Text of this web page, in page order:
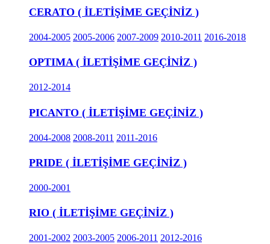
CERATO ( İLETİŞİME GEÇİNİZ )
2004-2005 2005-2006 2007-2009 2010-2011 2016-2018
OPTIMA ( İLETİŞİME GEÇİNİZ )
2012-2014
PICANTO ( İLETİŞİME GEÇİNİZ )
2004-2008 2008-2011 2011-2016
PRIDE ( İLETİŞİME GEÇİNİZ )
2000-2001
RIO ( İLETİŞİME GEÇİNİZ )
2001-2002 2003-2005 2006-2011 2012-2016